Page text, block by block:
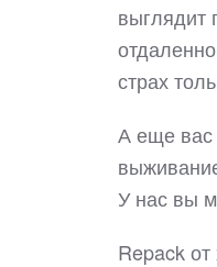
выглядит
страх
А еще вас
У нас вы
Repack